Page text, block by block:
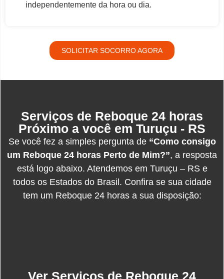
independentemente da hora ou dia.
SOLICITAR SOCORRO AGORA
Serviços de Reboque 24 horas
Próximo a você em Turuçu - RS
Se você fez a simples pergunta de “Como consigo
um Reboque 24 horas Perto de Mim?”, a resposta
está logo abaixo. Atendemos em Turuçu – RS e
todos os Estados do Brasil. Confira se sua cidade
tem um Reboque 24 horas a sua disposição:
Ver Serviços de Reboque 24